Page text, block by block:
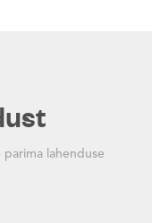
lahenduse